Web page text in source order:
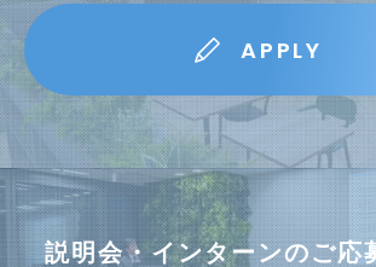
就業環境
よくある質問
説明会・インターン
APPLY
説明会・インターンのご応